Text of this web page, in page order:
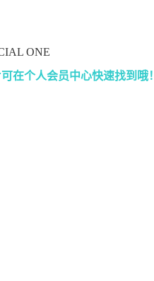
ONE
在个人会员中心快速找到哦！